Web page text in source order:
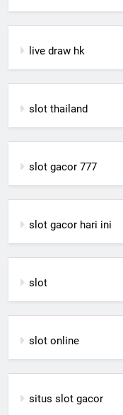
live draw hk
slot thailand
slot gacor 777
slot gacor hari ini
slot
slot online
situs slot gacor